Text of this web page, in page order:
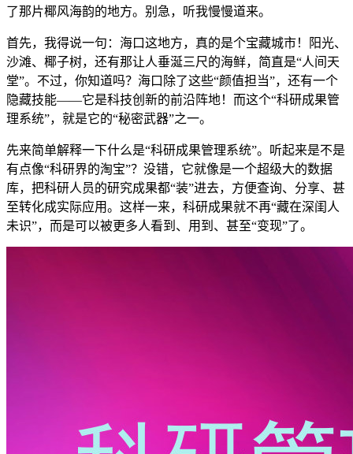
了那片椰风海韵的地方。别急，听我慢慢道来。
首先，我得说一句：海口这地方，真的是个宝藏城市！阳光、
沙滩、椰子树，还有那让人垂涎三尺的海鲜，简直是“人间天
堂”。不过，你知道吗？海口除了这些“颜值担当”，还有一个
隐藏技能——它是科技创新的前沿阵地！而这个“科研成果管
理系统”，就是它的“秘密武器”之一。
先来简单解释一下什么是“科研成果管理系统”。听起来是不是
有点像“科研界的淘宝”？没错，它就像是一个超级大的数据
库，把科研人员的研究成果都“装”进去，方便查询、分享、甚
至转化成实际应用。这样一来，科研成果就不再“藏在深闺人
未识”，而是可以被更多人看到、用到、甚至“变现”了。